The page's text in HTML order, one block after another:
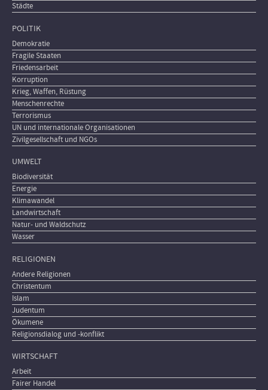
Städte
POLITIK
Demokratie
Fragile Staaten
Friedensarbeit
Korruption
Krieg, Waffen, Rüstung
Menschenrechte
Terrorismus
UN und internationale Organisationen
Zivilgesellschaft und NGOs
UMWELT
Biodiversität
Energie
Klimawandel
Landwirtschaft
Natur- und Waldschutz
Wasser
RELIGIONEN
Andere Religionen
Christentum
Islam
Judentum
Ökumene
Religionsdialog und -konflikt
WIRTSCHAFT
Arbeit
Fairer Handel